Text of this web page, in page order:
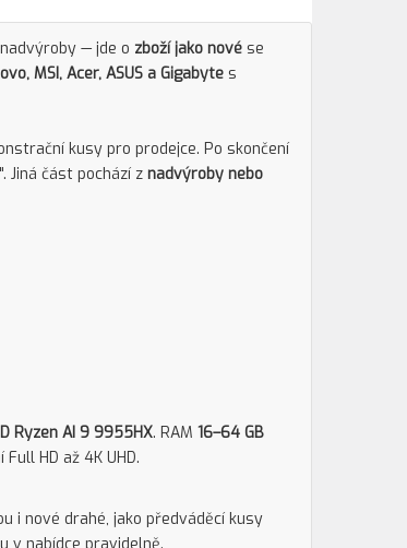
— jde o zboží jako novése
MSI, Acer, ASUS a Gigabytes
kusy pro prodejce. Po skončení
část pochází z nadvýroby nebo
Ryzen AI 9 9955HX. RAM 16–64 GB
Full HD až 4K UHD.
i nové drahé, jako předváděcí kusy